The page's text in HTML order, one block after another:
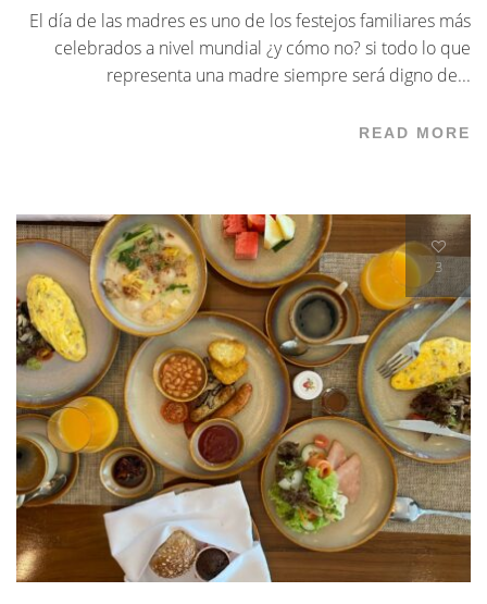
El día de las madres es uno de los festejos familiares más
celebrados a nivel mundial ¿y cómo no? si todo lo que
representa una madre siempre será digno de...
READ MORE
3